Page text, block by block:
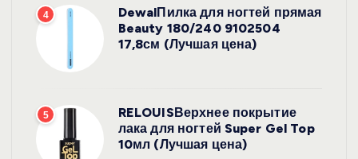
4
DewalПилка для ногтей прямая
Beauty 180/240 9102504
17,8см (Лучшая цена)
5
RELOUISВерхнее покрытие
лака для ногтей Super Gel Top
10мл (Лучшая цена)